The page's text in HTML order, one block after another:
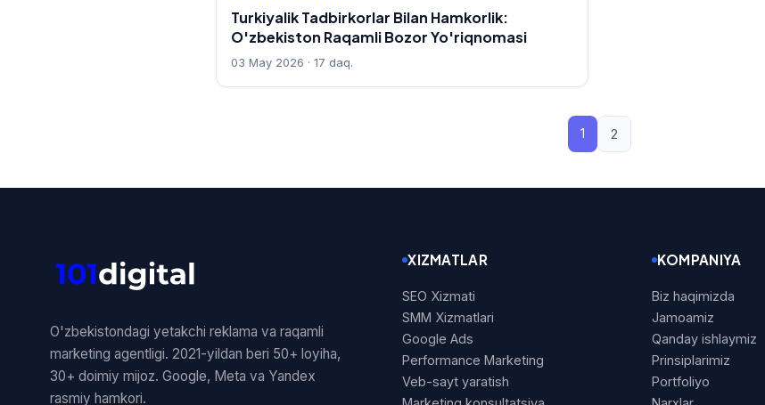
Turkiyalik Tadbirkorlar Bilan Hamkorlik:
O'zbekiston Raqamli Bozor Yo'riqnomasi
03 May 2026 · 17 daq.
1 2
O'zbekistondagi yetakchi reklama va raqamli
marketing agentligi. 2021-yildan beri 50+ loyiha,
30+ doimiy mijoz. Google, Meta va Yandex
rasmiy hamkori.
XIZMATLAR
SEO Xizmati
SMM Xizmatlari
Google Ads
Performance Marketing
Veb-sayt yaratish
KOMPANIYA
Biz haqimizda
Jamoamiz
Qanday ishlaymiz
Prinsiplarimiz
Portfoliyo